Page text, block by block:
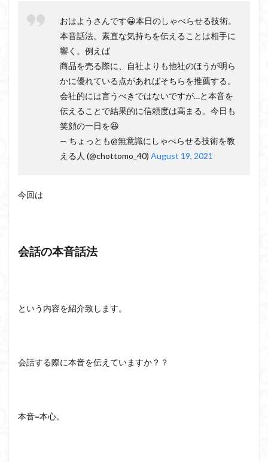
おはようさんです😀本日のしゃべらせる技術。
本音話法。素直な気持ちを伝えることは相手に
響く。例えば
商品を売る際に、自社よりも他社のほうが明ら
かに優れている点があればそちらを推薦する。
会社的には言うべきではないですが…と本音を
伝えることで結果的に信頼度は高まる。今日も
笑顔の一日を😆
— ちょっとも@無意識にしゃべらせる技術を教
える人 (@chottomo_40) August 19, 2021
今回は
会話の本音話法
という内容を紹介致します。
会話する際に本音を伝えていますか？？
本音=本心。
会話ストーリー法
会話の空気感
会話の目線
会話の演出力
会話の本音話法
会話の悩み
会話の変換力
会話の割り切り力
プライベート
会話が続かない
会話 仕事
人見知り
予想外の返答
一方的
モチベーション
メラビアンの法則
プロフィール 高める
検索